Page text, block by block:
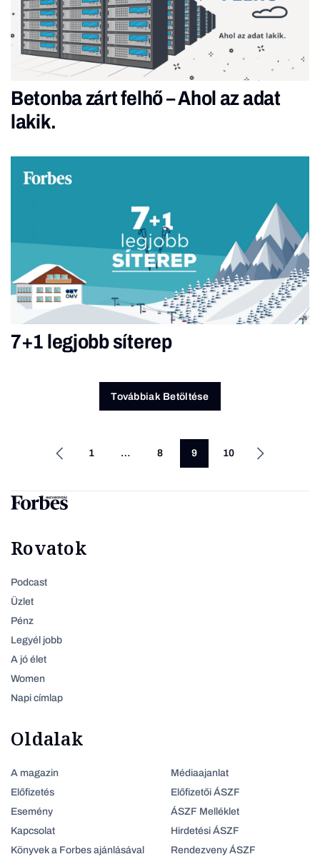
Betonba zárt felhő – Ahol az adat
lakik.
7+1 legjobb síterep
Továbbiak Betöltése
1 … 8 9 10
Rovatok
Podcast
Üzlet
Pénz
Legyél jobb
A jó élet
Women
Napi címlap
Oldalak
A magazin
Előfizetés
Esemény
Kapcsolat
Könyvek a Forbes ajánlásával
Médiaajanlat
Előfizetői ÁSZF
ÁSZF Melléklet
Hirdetési ÁSZF
Rendezveny ÁSZF